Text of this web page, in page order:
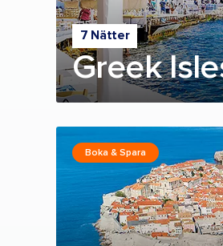
7 Nätter
Greek
Boka & Spara